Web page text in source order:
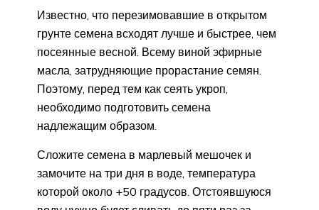
Известно, что перезимовавшие в открытом
грунте семена всходят лучше и быстрее, чем
посеянные весной. Всему виной эфирные
масла, затрудняющие прорастание семян.
Поэтому, перед тем как сеять укроп,
необходимо подготовить семена
надлежащим образом.
Сложите семена в марлевый мешочек и
замочите на три дня в воде, температура
которой около +50 градусов. Отстоявшуюся